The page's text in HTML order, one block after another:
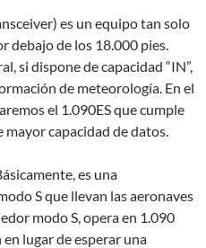
es un equipo tan solo
debajo de los 18.000 pies.
si dispone de capacidad “IN”,
de meteorología. En el
el 1.090ES que cumple
capacidad de datos.
es una
S que llevan las aeronaves
modo S, opera en 1.090
lugar de esperar una